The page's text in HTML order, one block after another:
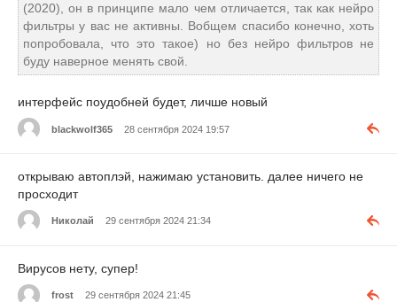
(2020), он в принципе мало чем отличается, так как нейро
фильтры у вас не активны. Вобщем спасибо конечно, хоть
попробовала, что это такое) но без нейро фильтров не
буду наверное менять свой.
интерфейс поудобней будет, личше новый
blackwolf365 28 сентября 2024 19:57
открываю автоплэй, нажимаю установить. далее ничего не
просходит
Николай 29 сентября 2024 21:34
Вирусов нету, супер!
frost 29 сентября 2024 21:45